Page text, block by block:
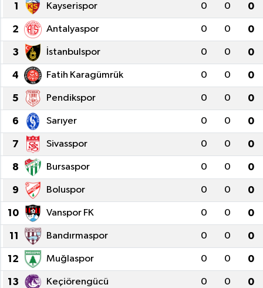
1 Kayserispor 0 0 0
2 Antalyaspor 0 0 0
3 İstanbulspor 0 0 0
4 Fatih Karagümrük 0 0 0
5 Pendikspor 0 0 0
6 Sarıyer 0 0 0
7 Sivasspor 0 0 0
8 Bursaspor 0 0 0
9 Boluspor 0 0 0
10 Vanspor FK 0 0 0
11 Bandırmaspor 0 0 0
12 Muğlaspor 0 0 0
13 Keçiörengücü 0 0 0
İLÇELER
KÜLTÜR-SANAT
SAĞLIK-YAŞAM
Tüm Manşetler
Son Dakika Haberleri
Haber Arşivi